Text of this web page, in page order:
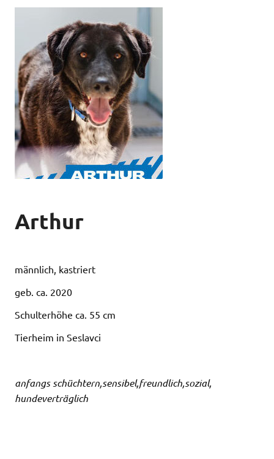
Arthur
männlich, kastriert
geb. ca. 2020
Schulterhöhe ca. 55 cm
Tierheim in Seslavci
anfangs schüchtern,sensibel,freundlich,sozial,
hundeverträglich